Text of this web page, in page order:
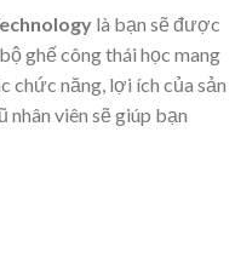
là bạn sẽ được
ghế công thái học mang
chức năng, lợi ích của sản
viên sẽ giúp bạn